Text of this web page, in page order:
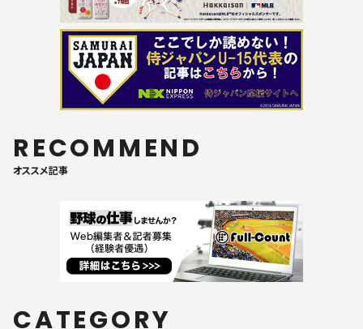
RECOMMEND
オススメ記事
CATEGORY